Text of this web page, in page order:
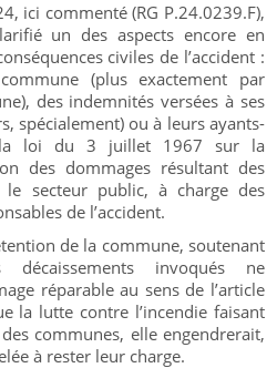
ici commenté (RG P.24.0239.F),
un des aspects encore en
civiles de l’accident :
(plus exactement par
des indemnités versées à ses
spécialement) ou à leurs ayants-
loi du 3 juillet 1967 sur la
des dommages résultant des
secteur public, à charge des
de l’accident.
de la commune, soutenant
invoqués ne
réparable au sens de l’article
la lutte contre l’incendie faisant
communes, elle engendrerait,
à rester leur charge.